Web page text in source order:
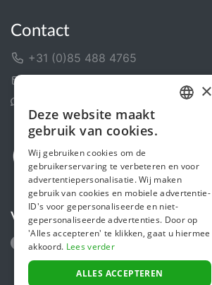
Contact
+31 (0)85 488 4765
Volg ons
ENGLISH
×
Deze website maakt
gebruik van cookies.
Wij gebruiken cookies om de
gebruikerservaring te verbeteren en voor
advertentiepersonalisatie. Wij maken
gebruik van cookies en mobiele advertentie-
ID's voor gepersonaliseerde en niet-
gepersonaliseerde advertenties. Door op
'Alles accepteren' te klikken, gaat u hiermee
akkoord. Lees verder
ALLES ACCEPTEREN